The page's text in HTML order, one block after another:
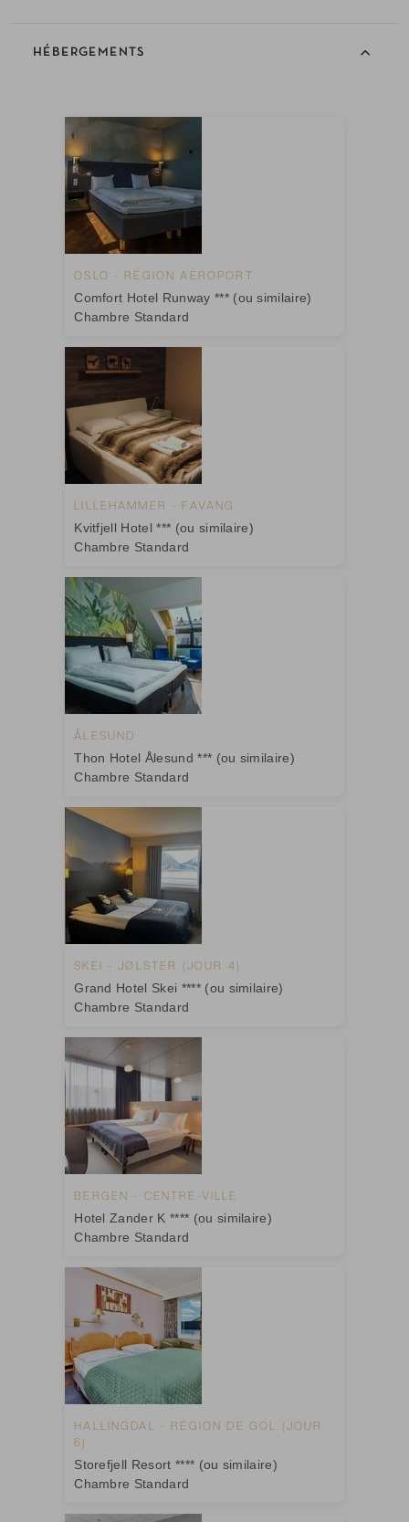
HÉBERGEMENTS
OSLO - RÉGION AÉROPORT
Comfort Hotel Runway *** (ou similaire)
Chambre Standard
LILLEHAMMER - FAVANG
Kvitfjell Hotel *** (ou similaire)
Chambre Standard
ÅLESUND
Thon Hotel Ålesund *** (ou similaire)
Chambre Standard
SKEI - JØLSTER (JOUR 4)
Grand Hotel Skei **** (ou similaire)
Chambre Standard
BERGEN - CENTRE-VILLE
Hotel Zander K **** (ou similaire)
Chambre Standard
HALLINGDAL - RÉGION DE GOL (JOUR
6)
Storefjell Resort **** (ou similaire)
Chambre Standard